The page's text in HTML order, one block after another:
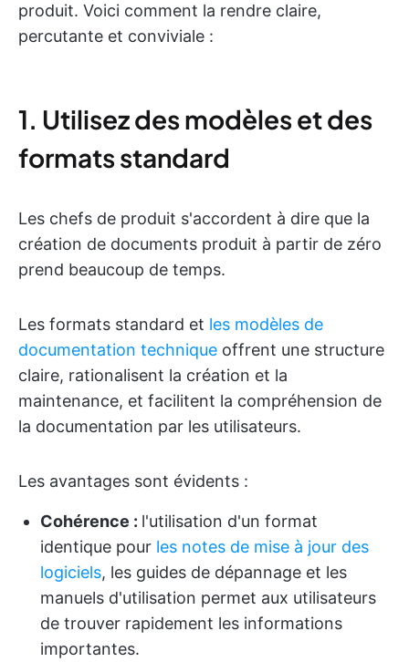
produit. Voici comment la rendre claire,
percutante et conviviale :
1. Utilisez des modèles et des
formats standard
Les chefs de produit s'accordent à dire que la
création de documents produit à partir de zéro
prend beaucoup de temps.
Les formats standard et les modèles de
documentation technique offrent une structure
claire, rationalisent la création et la
maintenance, et facilitent la compréhension de
la documentation par les utilisateurs.
Les avantages sont évidents :
Cohérence : l'utilisation d'un format
identique pour les notes de mise à jour des
logiciels, les guides de dépannage et les
manuels d'utilisation permet aux utilisateurs
de trouver rapidement les informations
importantes.